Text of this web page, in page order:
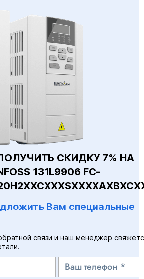
СКИДКУ 7% НА
131L9906 FC-
Вам специальные
связи и наш менеджер